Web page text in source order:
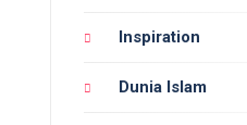
Inspiration
Dunia Islam